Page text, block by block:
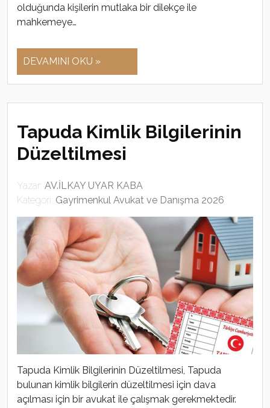
olduğunda kişilerin mutlaka bir dilekçe ile
mahkemeye…
DEVAMINI OKU »
Tapuda Kimlik Bilgilerinin
Düzeltilmesi
Yazar: AV.İLKAY UYAR KABA
Kategori: Gayrimenkul Avukat ve Danışma 2026
Tapuda Kimlik Bilgilerinin Düzeltilmesi, Tapuda
bulunan kimlik bilgilerin düzeltilmesi için dava
açılması için bir avukat ile çalışmak gerekmektedir.